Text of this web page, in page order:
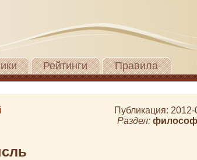
Рейтинги Правила
Публикация:
Раздел: